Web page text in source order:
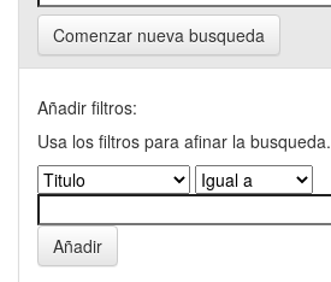
Comenzar nueva busqueda
Añadir filtros:
Usa los filtros para afinar la busqueda.